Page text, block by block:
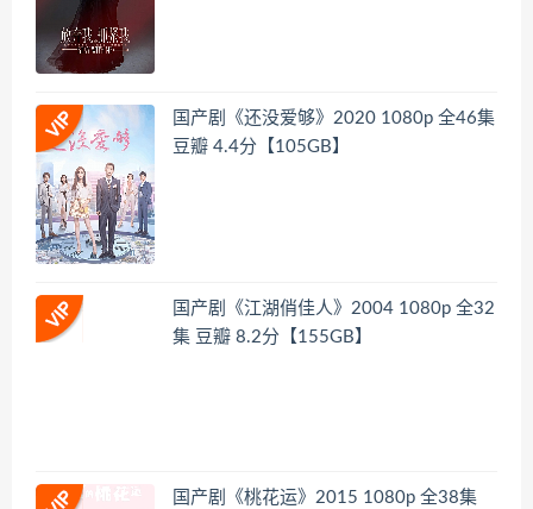
国产剧《还没爱够》2020 1080p 全46集
豆瓣 4.4分【105GB】
国产剧《江湖俏佳人》2004 1080p 全32
集 豆瓣 8.2分【155GB】
国产剧《桃花运》2015 1080p 全38集